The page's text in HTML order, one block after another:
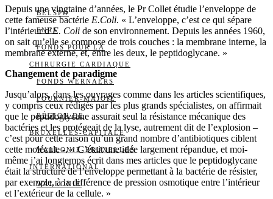
BELSPO
FNRS
FONDS POUR LA
CHIRURGIE CARDIAQUE
FONDS WERNAERS
FOURNIER-MAJOIE
RÉGION DE
BRUXELLES-CAPITALE
WALLONIE-BRUXELLES
INTERNATIONAL
WALLONIE
Depuis une vingtaine d’années, le Pr Collet étudie l’enveloppe de
cette fameuse bactérie E.Coli. « L’enveloppe, c’est ce qui sépare
l’intérieur d’E. Coli de son environnement. Depuis les années 1960,
on sait qu’elle se compose de trois couches : la membrane interne, la
membrane externe, et, entre les deux, le peptidoglycane. »
Changement de paradigme
Jusqu’alors, dans les ouvrages comme dans les articles scientifiques,
y compris ceux rédigés par les plus grands spécialistes, on affirmait
que le peptidoglycane assurait seul la résistance mécanique des
bactéries et les protégeait de la lyse, autrement dit de l’explosion –
c’est pour cette raison qu’un grand nombre d’antibiotiques ciblent
cette molécule -. « C’était une idée largement répandue, et moi-
même j’ai longtemps écrit dans mes articles que le peptidoglycane
était la structure de l’enveloppe permettant à la bactérie de résister,
par exemple, à la différence de pression osmotique entre l’intérieur
et l’extérieur de la cellule. »